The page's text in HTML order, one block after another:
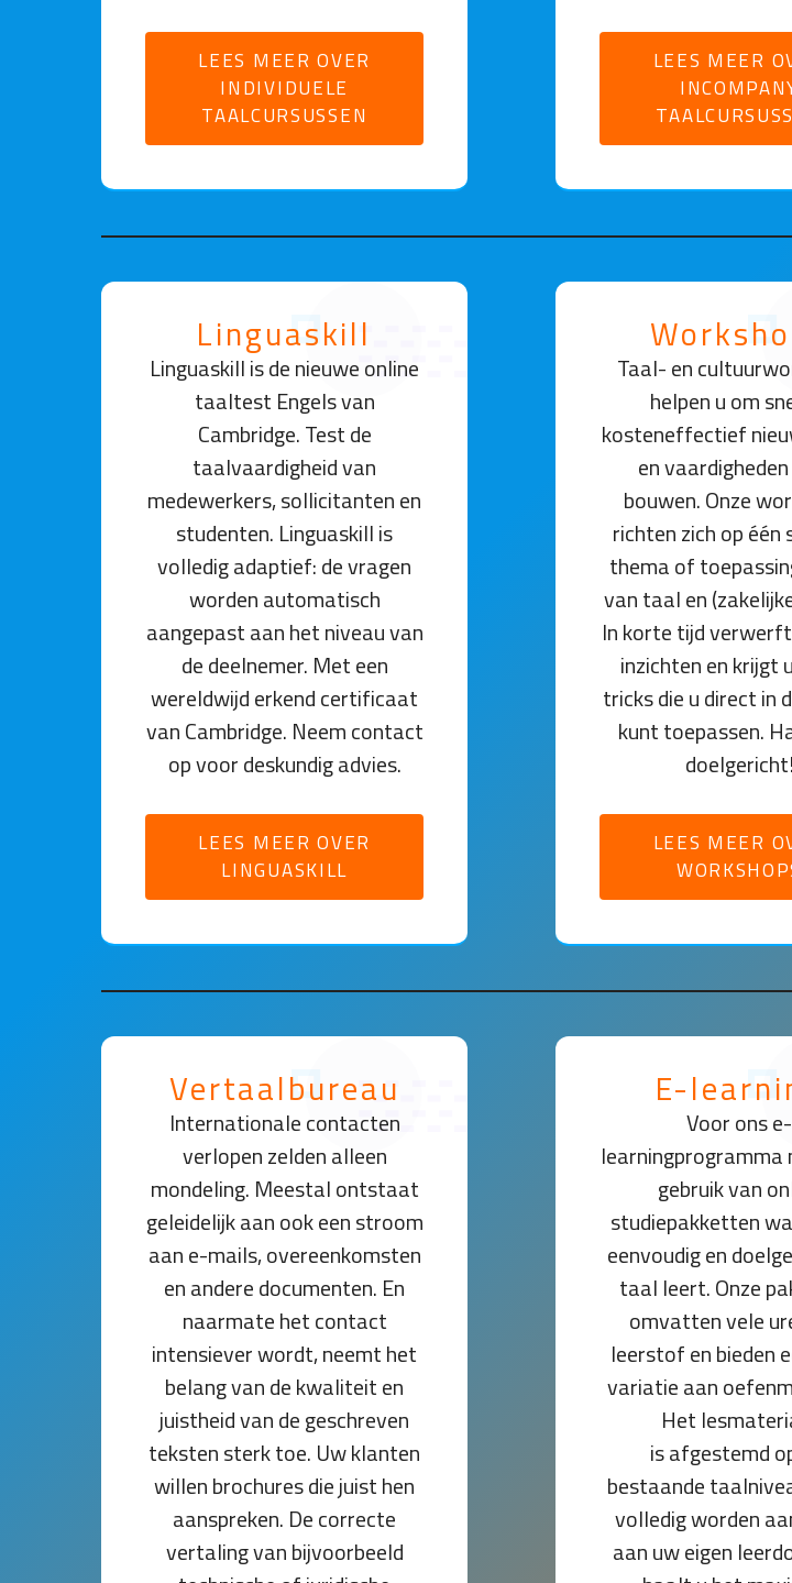
LEES MEER OVER
INDIVIDUELE
TAALCURSUSSEN
LEES MEER
Linguaskill
Linguaskill is de nieuwe online
taaltest Engels van
Cambridge. Test de
taalvaardigheid van
medewerkers, sollicitanten en
studenten. Linguaskill is
volledig adaptief: de vragen
worden automatisch
aangepast aan het niveau van
de deelnemer. Met een
wereldwijd erkend certificaat
van Cambridge. Neem contact
op voor deskundig advies.
LEES MEER OVER
LINGUASKILL
Taal- en
helpen u om
kosteneffectief
en
bouwen. Onze
richten zich op één
thema of
van taal en
In korte tijd
inzichten en krijgt
tricks die u direct in
kunt toepassen.
doelgericht!
LEES MEER
Vertaalbureau
Internationale contacten
verlopen zelden alleen
mondeling. Meestal ontstaat
geleidelijk aan ook een stroom
aan e-mails, overeenkomsten
en andere documenten. En
naarmate het contact
intensiever wordt, neemt het
belang van de kwaliteit en
juistheid van de geschreven
teksten sterk toe. Uw klanten
willen brochures die juist hen
aanspreken. De correcte
vertaling van bijvoorbeeld
E-
Voor ons e-
learningprogramma
gebruik van
studiepakketten
eenvoudig en
taal leert. Onze
omvatten vele
leerstof en bieden
variatie aan
Het
is afgestemd
bestaande
volledig worden
aan uw eigen